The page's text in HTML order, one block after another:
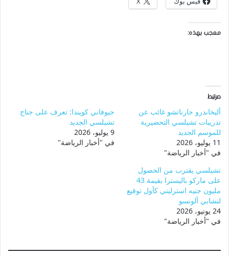
معجب بهذه:
مرتبط
أليخاندرو جارناتشو غائب عن
تدريبات تشيلسي التحضيرية
للموسم الجديد
11 يوليو، 2026
في "أخبار الرياضة"
جيوفاني كويندا: تعرف على جناح
تشيلسي الجديد
9 يوليو، 2026
في "أخبار الرياضة"
تشيلسي يقترب من الحصول
على ماركو باليسترا بقيمة 43
مليون جنيه استرليني كأول توقيع
لتشابي ألونسو
24 يونيو، 2026
في "أخبار الرياضة"